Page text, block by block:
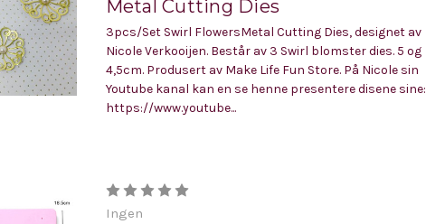
Metal Cutting Dies
3pcs/Set Swirl FlowersMetal Cutting Dies, designet av
Nicole Verkooijen. Består av 3 Swirl blomster dies. 5 og
4,5cm. Produsert av Make Life Fun Store. På Nicole sin
Youtube kanal kan en se henne presentere disene sine:
https://www.youtube...
Ingen